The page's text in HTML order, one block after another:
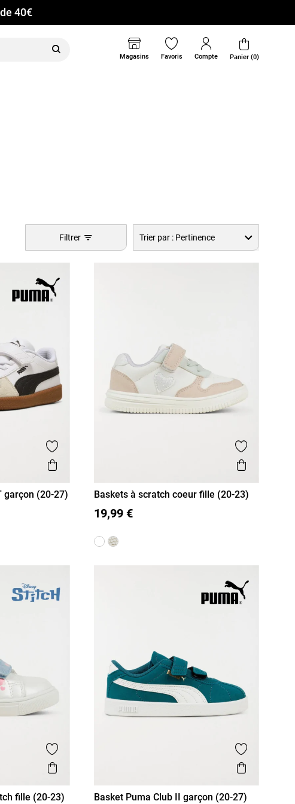
40€
Magasins Favoris Compte Panier (0)
Filtrer Trier par :Pertinence
Ajouter aux favoris
Aperçu rapide
25 26
garçon (20-27)
Ajouter
Aperçu
20 21
Baskets à scratch coeur fille (20-23)
19,99 €
Ajouter aux favoris
Aperçu rapide
fille (20-23)
Ajouter
Aperçu
20 21 22 23 24 25 26
Basket Puma Club II garçon (20-27)